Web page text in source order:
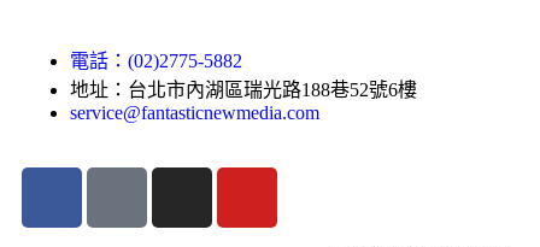
電話：(02)2775-5882
地址：台北市內湖區瑞光路188巷52號6樓
service@fantasticnewmedia.com